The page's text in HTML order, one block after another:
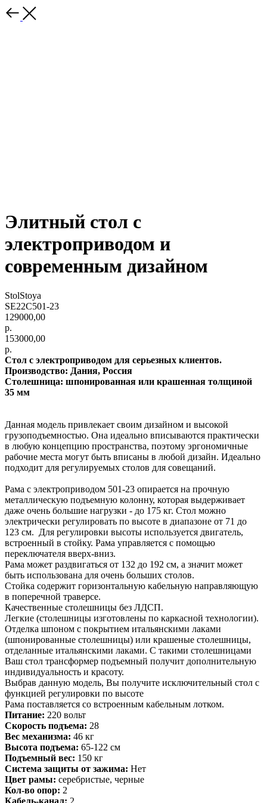
Элитный стол с
электроприводом и
современным дизайном
StolStoya
SE22C501-23
129000,00
р.
153000,00
р.
Стол с электроприводом для серьезных клиентов.
Производство: Дания, Россия
Столешница: шпонированная или крашенная толщиной
35 мм
Данная модель привлекает своим дизайном и высокой
грузоподъемностью. Она идеально вписываются практически
в любую концепцию пространства, поэтому эргономичные
рабочие места могут быть вписаны в любой дизайн. Идеально
подходит для регулируемых столов для совещаний.
Рама с электроприводом 501-23 опирается на прочную
металлическую подъемную колонну, которая выдерживает
даже очень большие нагрузки - до 175 кг. Стол можно
электрически регулировать по высоте в диапазоне от 71 до
123 см. Для регулировки высоты используется двигатель,
встроенный в стойку. Рама управляется с помощью
переключателя вверх-вниз.
Рама может раздвигаться от 132 до 192 см, а значит может
быть использована для очень больших столов.
Стойка содержит горизонтальную кабельную направляющую
в поперечной траверсе.
Качественные столешницы без ЛДСП.
Легкие (столешницы изготовлены по каркасной технологии).
Отделка шпоном с покрытием итальянскими лаками
(шпонированные столешницы) или крашеные столешницы,
отделанные итальянскими лаками. С такими столешницами
Ваш стол трансформер подъемный получит дополнительную
индивидуальность и красоту.
Выбрав данную модель, Вы получите исключительный стол с
функцией регулировки по высоте
Рама поставляется со встроенным кабельным лотком.
Питание: 220 вольт
Скорость подъема: 28
Вес механизма: 46 кг
Высота подъема: 65-122 см
Подъемный вес: 150 кг
Система защиты от зажима: Нет
Цвет рамы: серебристые, черные
Кол-во опор: 2
Кабель-канал: 2